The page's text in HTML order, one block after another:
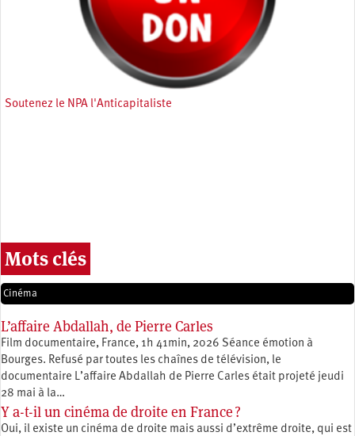
Soutenez le NPA l'Anticapitaliste
Mots clés
Cinéma
L’affaire Abdallah, de Pierre Carles
Film documentaire, France, 1h 41min, 2026 Séance émotion à
Bourges. Refusé par toutes les chaînes de télévision, le
documentaire L’affaire Abdallah de Pierre Carles était projeté jeudi
28 mai à la…
Y a-t-il un cinéma de droite en France ?
Oui, il existe un cinéma de droite mais aussi d’extrême droite, qui est